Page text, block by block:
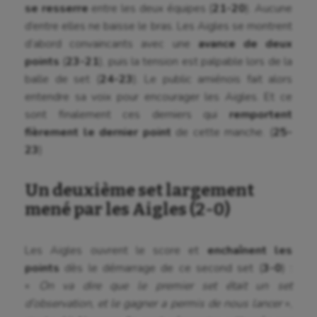
se resserre entre les deux équipes ( 21-20). Aucune
d’entre elles ne baisse le bras. Les Aigles se montrent
d’abord convaincants avec une avance de deux
points 23-21 ), puis la tension est palpable lors de la
balle de set ( 24-23 ). Le public amiénois fait alors
entendre sa voix pour encourager les Aigles. Et ce
sont finalement ces derniers qui
remportent
fièrement le dernier point de cette manche. ( 25-
23
Un deuxième set largement
mené par les Aigles (2-0)
Les Aigles ouvrent le score et enchaînent les
points dès le démarrage de ce second set ( 3-0) :
On va dire que le premier set était un set
d’observation, et le gagner a permis de nous lancer